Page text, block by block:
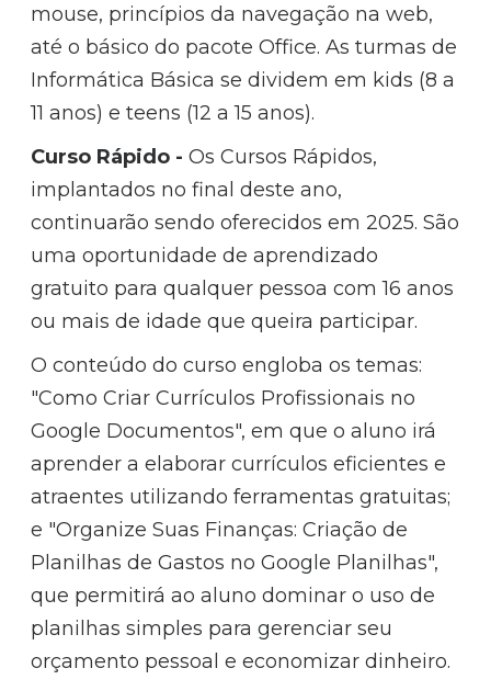
mouse, princípios da navegação na web,
até o básico do pacote Office. As turmas de
Informática Básica se dividem em kids (8 a
11 anos) e teens (12 a 15 anos).
Curso Rápido - Os Cursos Rápidos,
implantados no final deste ano,
continuarão sendo oferecidos em 2025. São
uma oportunidade de aprendizado
gratuito para qualquer pessoa com 16 anos
ou mais de idade que queira participar.
O conteúdo do curso engloba os temas:
"Como Criar Currículos Profissionais no
Google Documentos", em que o aluno irá
aprender a elaborar currículos eficientes e
atraentes utilizando ferramentas gratuitas;
e "Organize Suas Finanças: Criação de
Planilhas de Gastos no Google Planilhas",
que permitirá ao aluno dominar o uso de
planilhas simples para gerenciar seu
orçamento pessoal e economizar dinheiro.